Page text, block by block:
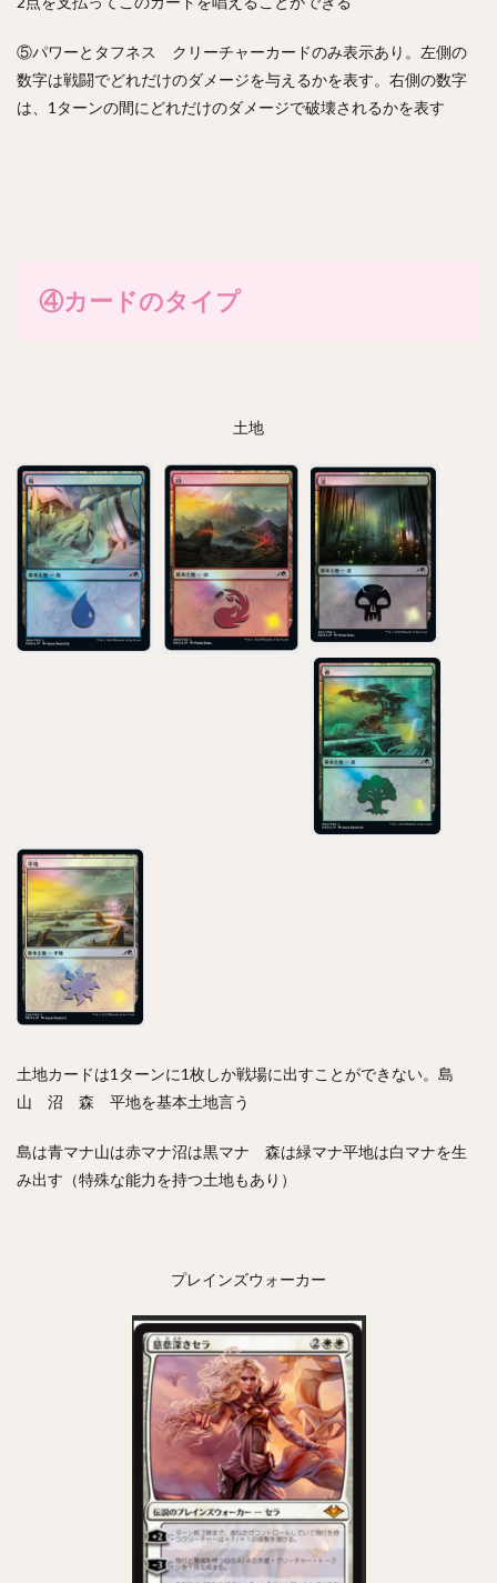
⑤パワーとタフネス クリーチャーカードのみ表示あり。左側の
数字は戦闘でどれだけのダメージを与えるかを表す。右側の数字
は、1ターンの間にどれだけのダメージで破壊されるかを表す
④カードのタイプ
土地
土地カードは1ターンに1枚しか戦場に出すことができない。島
山 沼 森 平地を基本土地言う
島は青マナ山は赤マナ沼は黒マナ 森は緑マナ平地は白マナを生
み出す（特殊な能力を持つ土地もあり）
プレインズウォーカー